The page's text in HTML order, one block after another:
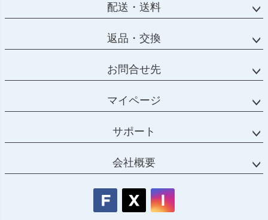
配送・送料
返品・交換
お問合せ先
マイページ
サポート
会社概要